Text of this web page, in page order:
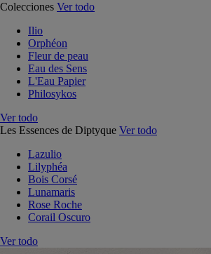
Colecciones Ver todo
Ilio
Orphéon
Fleur de peau
Eau des Sens
L'Eau Papier
Philosykos
Ver todo
Les Essences de Diptyque Ver todo
Lazulio
Lilyphéa
Bois Corsé
Lunamaris
Rose Roche
Corail Oscuro
Ver todo